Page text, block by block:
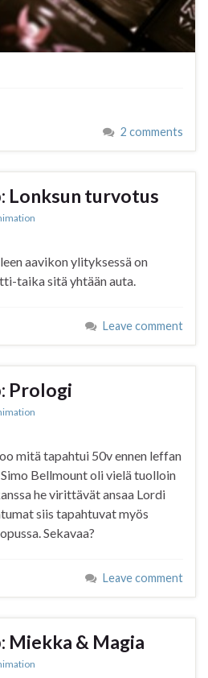
2 comments
Lonksun turvotus
aavikon ylityksessä on
taika sitä yhtään auta.
Leave comment
Prologi
mitä tapahtui 50v ennen leffan
Bellmount oli vielä tuolloin
he virittävät ansaa Lordi
siis tapahtuvat myös
Sekavaa?
Leave comment
Miekka & Magia